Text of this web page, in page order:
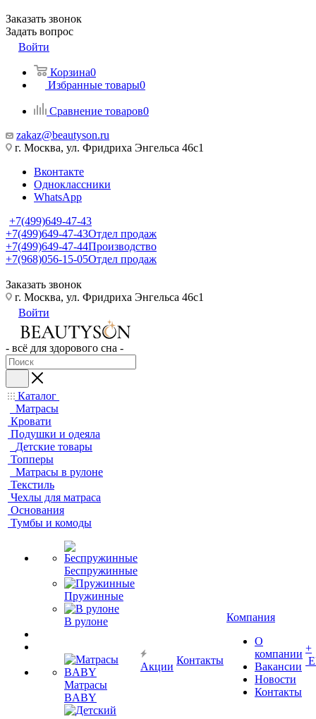
Заказать звонок
Задать вопрос
Войти
Корзина0
Избранные товары0
Сравнение товаров0
zakaz@beautyson.ru
г. Москва, ул. Фридриха Энгельса 46с1
Вконтакте
Одноклассники
WhatsApp
+7(499)649-47-43
+7(499)649-47-43Отдел продаж
+7(499)649-47-44Производство
+7(968)056-15-05Отдел продаж
Заказать звонок
г. Москва, ул. Фридриха Энгельса 46с1
Войти
- всё для здорового сна -
Каталог
Матрасы
Кровати
Подушки и одеяла
Детские товары
Топперы
Матрасы в рулоне
Текстиль
Чехлы для матраса
Основания
Тумбы и комоды
Беспружинные
Пружинные
В рулоне
Матрасы
BABY
Акции
Контакты
Компания
О
компании
Вакансии
Новости
Контакты
+